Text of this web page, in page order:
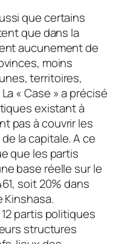
que certains
que dans la
aucunement de
moins
territoires,
« Case » a précisé
existant à
pas à couvrir les
la capitale. A ce
que les partis
base réelle sur le
soit 20% dans
Kinshasa.
partis politiques
structures